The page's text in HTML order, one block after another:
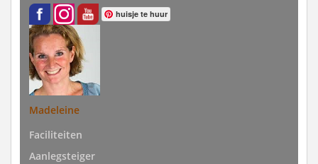
huisje te huur
Madeleine
Faciliteiten
Aanlegsteiger